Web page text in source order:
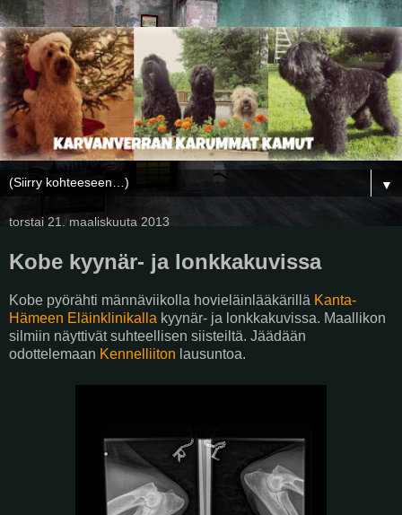
▼
torstai 21. maaliskuuta 2013
Kobe kyynär- ja lonkkakuvissa
Kobe pyörähti männäviikolla hovieläinlääkärillä Kanta-
Hämeen Eläinklinikalla kyynär- ja lonkkakuvissa. Maallikon
silmiin näyttivät suhteellisen siisteiltä. Jäädään
odottelemaan Kennelliiton lausuntoa.